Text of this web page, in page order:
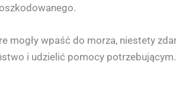
mogły wpaść do morza, niestety
i udzielić pomocy